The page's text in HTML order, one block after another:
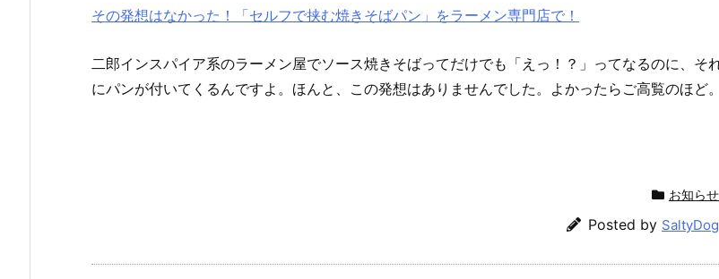
その発想はなかった！「セルフで挟む焼きそばパン」をラーメン専門店で！
二郎インスパイア系のラーメン屋でソース焼きそばってだけでも「えっ！？」ってなるのに、そ
にパンが付いてくるんですよ。ほんと、この発想はありませんでした。よかったらご高覧のほど。
お知らせ
Posted by SaltyDog